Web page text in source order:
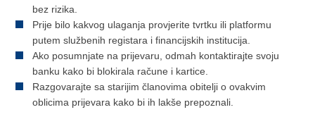
bez rizika.
Prije bilo kakvog ulaganja provjerite tvrtku ili platformu
putem službenih registara i financijskih institucija.
Ako posumnjate na prijevaru, odmah kontaktirajte svoju
banku kako bi blokirala račune i kartice.
Razgovarajte sa starijim članovima obitelji o ovakvim
oblicima prijevara kako bi ih lakše prepoznali.